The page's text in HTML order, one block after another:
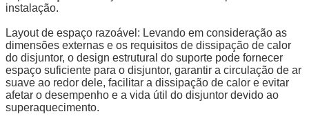
instalação.
Layout de espaço razoável: Levando em consideração as
dimensões externas e os requisitos de dissipação de calor
do disjuntor, o design estrutural do suporte pode fornecer
espaço suficiente para o disjuntor, garantir a circulação de ar
suave ao redor dele, facilitar a dissipação de calor e evitar
afetar o desempenho e a vida útil do disjuntor devido ao
superaquecimento.